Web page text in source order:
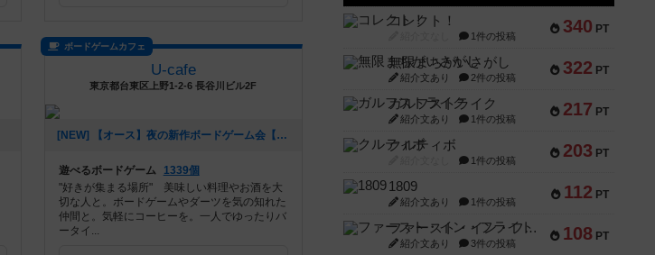
ボードゲームカフェ
U-cafe
東京都台東区上野1-2-6 長谷川ビル2F
[NEW] 【オース】夜の新作ボードゲーム会【食事付】（2023年01月09日 20時31分）
遊べるボードゲーム
1339個
"好きが集まる場所" 美味しい料理やお酒を大
切な人と。ボードゲームやダーツを気の知れた
仲間と。気軽にコーヒーを。一人でゆったりバ
ータイ...
340 PT
コレクト！
1件の投稿
322 PT
無限まちがいさがし
紹介文あり 2件の投稿
217 PT
ガルフストライク
紹介文あり 1件の投稿
203 PT
クルティボ
1件の投稿
112 PT
1809
紹介文あり 1件の投稿
108 PT
ファースト・イン・フライト
紹介文あり 3件の投稿